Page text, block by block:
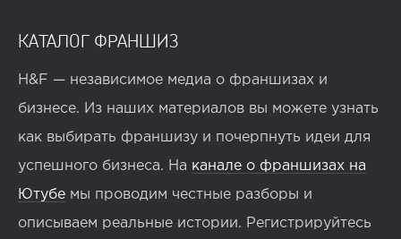
КАТАЛОГ ФРАНШИЗ
H&F — независимое медиа о франшизах и
бизнесе. Из наших материалов вы можете узнать
как выбирать франшизу и почерпнуть идеи для
успешного бизнеса. На канале о франшизах на
Ютубе мы проводим честные разборы и
описываем реальные истории. Регистрируйтесь